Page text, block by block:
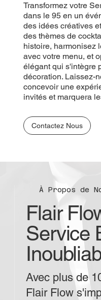
Transformez votre
dans le 95 en un
des idées créatives
des thèmes de
histoire, harmonisez
avec votre menu, et
élégant qui s'intègre
décoration. Laissez-
concevoir une
invités et marquera
Contactez Nous
À Propos de
Flair
Service
Avec plus de
Flair Flow